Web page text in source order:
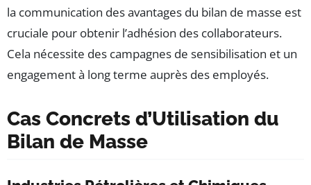
la communication des avantages du bilan de masse est
cruciale pour obtenir l’adhésion des collaborateurs.
Cela nécessite des campagnes de sensibilisation et un
engagement à long terme auprès des employés.
Cas Concrets d’Utilisation du
Bilan de Masse